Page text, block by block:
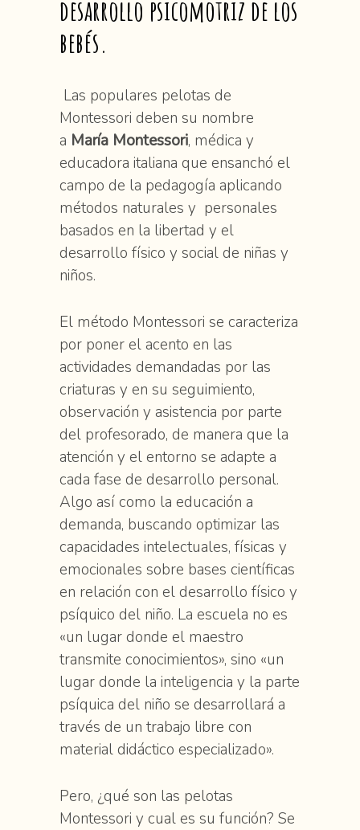
desarrollo psicomotriz de los
bebés.
Las populares pelotas de
Montessori deben su nombre
a María Montessori, médica y
educadora italiana que ensanchó el
campo de la pedagogía aplicando
métodos naturales y personales
basados en la libertad y el
desarrollo físico y social de niñas y
niños.
El método Montessori se caracteriza
por poner el acento en las
actividades demandadas por las
criaturas y en su seguimiento,
observación y asistencia por parte
del profesorado, de manera que la
atención y el entorno se adapte a
cada fase de desarrollo personal.
Algo así como la educación a
demanda, buscando optimizar las
capacidades intelectuales, físicas y
emocionales sobre bases científicas
en relación con el desarrollo físico y
psíquico del niño. La escuela no es
«un lugar donde el maestro
transmite conocimientos», sino «un
lugar donde la inteligencia y la parte
psíquica del niño se desarrollará a
través de un trabajo libre con
material didáctico especializado».
Pero, ¿qué son las pelotas
Montessori y cual es su función? Se